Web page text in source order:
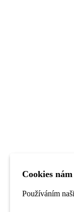
Cookies
Používáním